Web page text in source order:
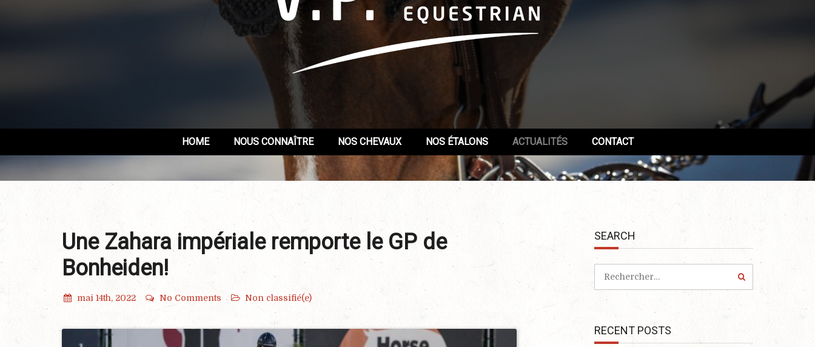
HOME NOUS CONNAÎTRE NOS CHEVAUX NOS ÉTALONS ACTUALITÉS CONTACT
Une Zahara impériale remporte le GP de
Bonheiden!
mai 14th, 2022 No Comments Non classifié(e)
SEARCH
RECENT POSTS